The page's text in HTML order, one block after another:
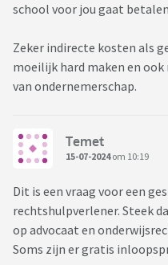
school voor jou gaat
Zeker indirecte kosten als
moeilijk hard maken en
van ondernemerschap.
Temet
15-07-2024om 10:19
Dit is een vraag voor een
rechtshulpverlener. Steek
op advocaat en
Soms zijn er gratis